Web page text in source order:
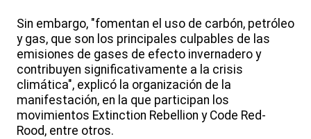
Sin embargo, "fomentan el uso de carbón, petróleo
y gas, que son los principales culpables de las
emisiones de gases de efecto invernadero y
contribuyen significativamente a la crisis
climática", explicó la organización de la
manifestación, en la que participan los
movimientos Extinction Rebellion y Code Red-
Rood, entre otros.